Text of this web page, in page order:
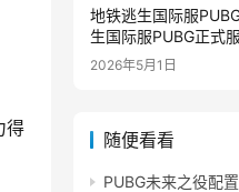
得
地铁逃生国际服
生国际服PUBG正式
2026年5月1日
随便看看
PUBG未来之役配